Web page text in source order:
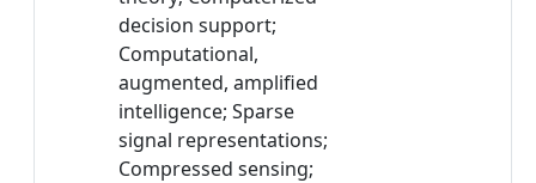
decision support;
Computational,
augmented, amplified
intelligence; Sparse
signal representations;
Compressed sensing;